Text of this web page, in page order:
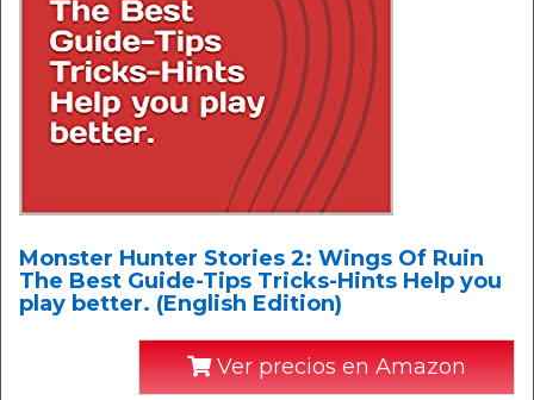
Monster Hunter Stories 2: Wings Of Ruin
The Best Guide-Tips Tricks-Hints Help you
play better. (English Edition)
Ver precios en Amazon